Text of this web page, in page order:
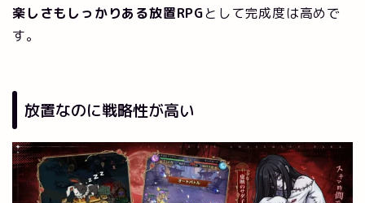
楽しさもしっかりある放置RPGとして完成度は高めで
す。
放置なのに戦略性が高い